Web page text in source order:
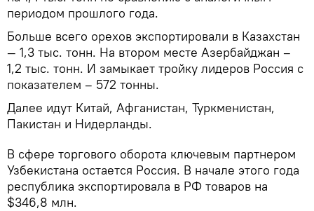
периодом прошлого года.
Больше всего орехов экспортировали в Казахстан
— 1,3 тыс. тонн. На втором месте Азербайджан –
1,2 тыс. тонн. И замыкает тройку лидеров Россия с
показателем – 572 тонны.
Далее идут Китай, Афганистан, Туркменистан,
Пакистан и Нидерланды.
В сфере торгового оборота ключевым партнером
Узбекистана остается Россия. В начале этого года
республика экспортировала в РФ товаров на
$346,8 млн.